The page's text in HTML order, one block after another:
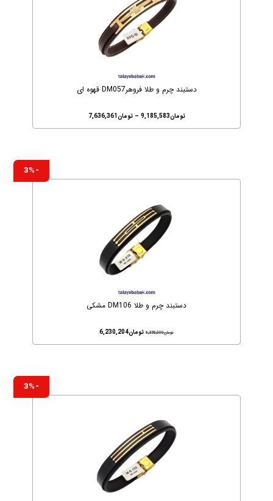
دستبند چرم و طلا فروهرDM057 قهوه ای
تومان9,185,583
– تومان7,636,361
-3%
دستبند چرم و طلا DM106 مشکی
تومان6,358,000 تومان6,230,204
-3%